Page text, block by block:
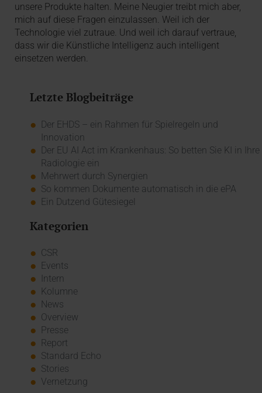
unsere Produkte halten. Meine Neugier treibt mich aber,
mich auf diese Fragen einzulassen. Weil ich der
Technologie viel zutraue. Und weil ich darauf vertraue,
dass wir die Künstliche Intelligenz auch intelligent
einsetzen werden.
Letzte Blogbeiträge
Der EHDS – ein Rahmen für Spielregeln und
Innovation
Der EU AI Act im Krankenhaus: So betten Sie KI in Ihre
Radiologie ein
Mehrwert durch Synergien
So kommen Dokumente automatisch in die ePA
Ein Dutzend Gütesiegel
Kategorien
CSR
Events
Intern
Kolumne
News
Overview
Presse
Report
Standard Echo
Stories
Vernetzung